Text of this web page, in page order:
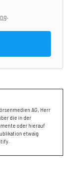
.
AG, Herr
die in der
oder hierauf
etwaig